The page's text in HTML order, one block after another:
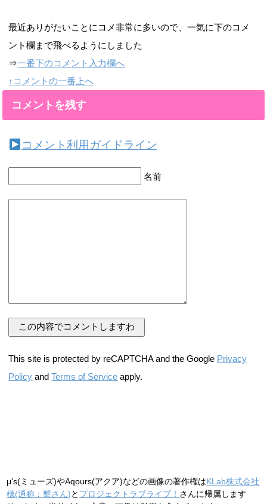
最近ありがたいことにコメ非常に多いので、一気に下のコメ
ント欄まで飛べるようにしました
⇒一番下のコメント入力欄へ
↑コメントの一番上へ
コメントを残す
コメント利用ガイドライン
名前
This site is protected by reCAPTCHA and the Google Privacy
Policy andTerms of Service apply.
μ's(ミューズ)やAqours(アクア)などの画像の著作権はKLab株式会社
様(通称：蟹さん)と プロジェクトラブライブ！ さんに帰属します